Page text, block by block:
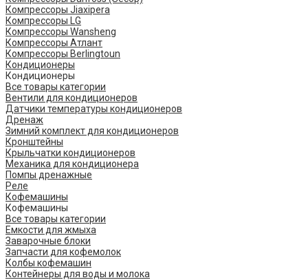
Компрессоры Jiaxipera
Компрессоры LG
Компрессоры Wansheng
Компрессоры Атлант
Компрессоры Berlingtoun
Кондиционеры
Кондиционеры
Все товары категории
Вентили для кондиционеров
Датчики температуры кондиционеров
Дренаж
Зимний комплект для кондиционеров
Кронштейны
Крыльчатки кондиционеров
Механика для кондиционера
Помпы дренажные
Реле
Кофемашины
Кофемашины
Все товары категории
Емкости для жмыха
Заварочные блоки
Запчасти для кофемолок
Колбы кофемашин
Контейнеры для воды и молока